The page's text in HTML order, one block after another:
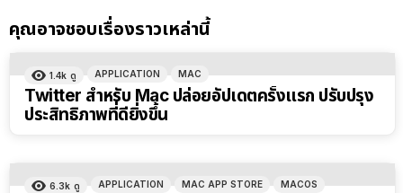
คุณอาจชอบเรื่องราวเหล่านี้
1.4k ดู APPLICATION MAC
Twitter สำหรับ Mac ปล่อยอัปเดตครั้งแรก ปรับปรุง
ประสิทธิภาพที่ดียิ่งขึ้น
6.3k ดู APPLICATION MAC APP STORE MACOS